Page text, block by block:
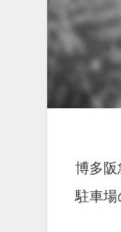
博多阪
駐車場